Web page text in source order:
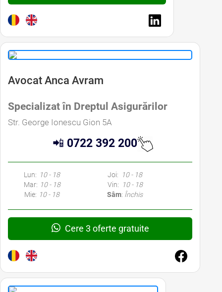
Avocat Anca Avram
Specializat în Dreptul Asigurărilor
Str. George Ionescu Gion 5A
📲 0722 392 200
Lun: 10 - 18
Mar: 10 - 18
Mie: 10 - 18
Joi:
10 - 18
Vin:
10 - 18
Sâm: Închis
Cere 3 oferte gratuite